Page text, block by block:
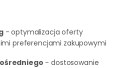
- optymalizacja oferty
preferencjami zakupowymi
- dostosowanie